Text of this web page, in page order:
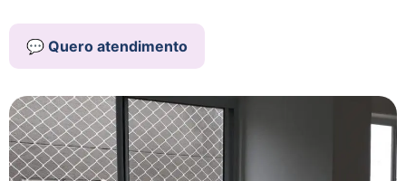
💬 Quero atendimento